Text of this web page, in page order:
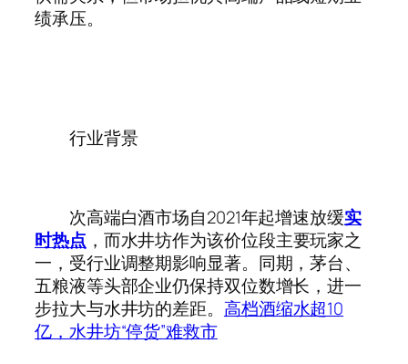
绩承压。‌
行业背景
次高端白酒市场自2021年起增速放缓实
时热点 ，而水井坊作为该价位段主要玩家之
一，受行业调整期影响显著。同期，茅台、
五粮液等头部企业仍保持双位数增长，进一
步拉大与水井坊的差距。‌ 高档酒缩水超10
亿，水井坊“停货”难救市